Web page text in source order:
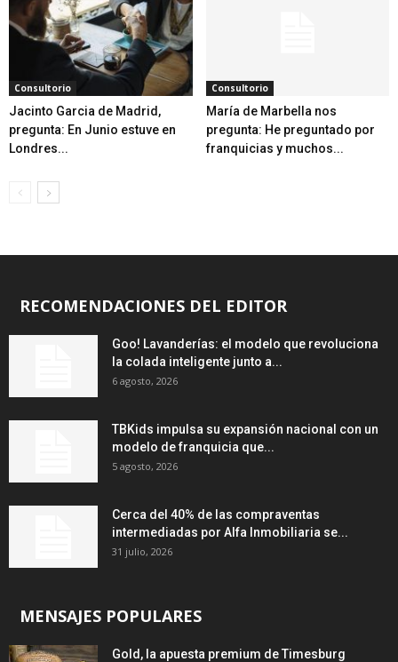
Consultorio
Jacinto Garcia de Madrid,
pregunta: En Junio estuve en
Londres...
Consultorio
María de Marbella nos
pregunta: He preguntado por
franquicias y muchos...
RECOMENDACIONES DEL EDITOR
Goo! Lavanderías: el modelo que revoluciona
la colada inteligente junto a...
6 agosto, 2026
TBKids impulsa su expansión nacional con un
modelo de franquicia que...
5 agosto, 2026
Cerca del 40% de las compraventas
intermediadas por Alfa Inmobiliaria se...
31 julio, 2026
MENSAJES POPULARES
Gold, la apuesta premium de Timesburg